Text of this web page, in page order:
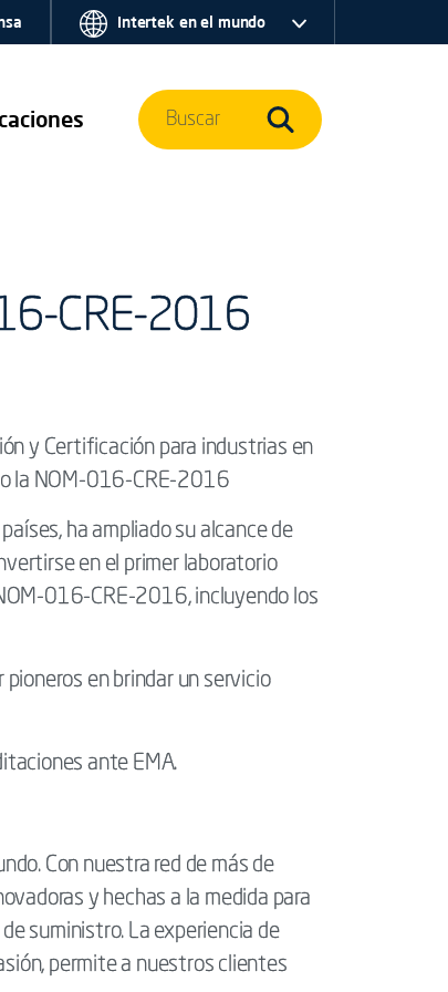
Intertek en el mundo
Buscar
CRE-2016
y Certificación para industrias en
la NOM-016-CRE-2016
ha ampliado su alcance de
en el primer laboratorio
016-CRE-2016, incluyendo los
en brindar un servicio
ante EMA.
Con nuestra red de más de
y hechas a la medida para
suministro. La experiencia de
permite a nuestros clientes